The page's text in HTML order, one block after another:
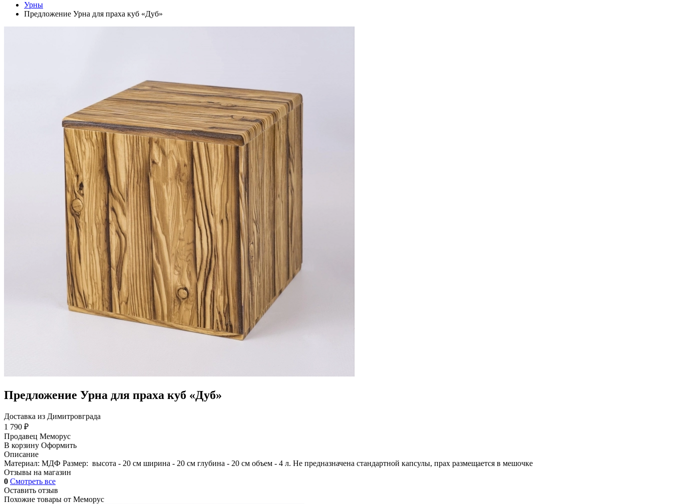
Урны
Предложение Урна для праха куб «Дуб»
Предложение Урна для праха куб «Дуб»
Доставка из Димитровграда
1 790 ₽
Продавец Меморус
В корзину Оформить
Описание
Материал: МДФ Размер: высота - 20 см ширина - 20 см глубина - 20 см объем - 4 л. Не предназначена стандартной капсулы, прах размещается в мешочке
Отзывы на магазин
0 Смотреть все
Оставить отзыв
Похожие товары от Меморус